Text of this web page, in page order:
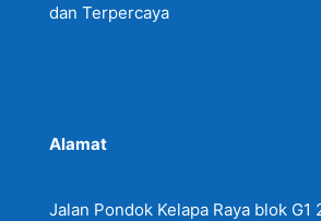
dan Terpercaya
Alamat
Jalan Pondok Kelapa Raya blok G1